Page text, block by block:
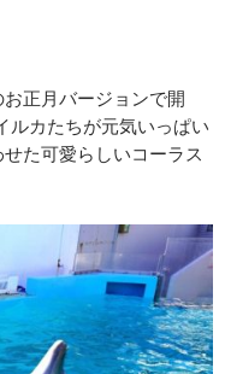
正月バージョンで開
ルカたちが元気いっぱい
た可愛らしいコーラス